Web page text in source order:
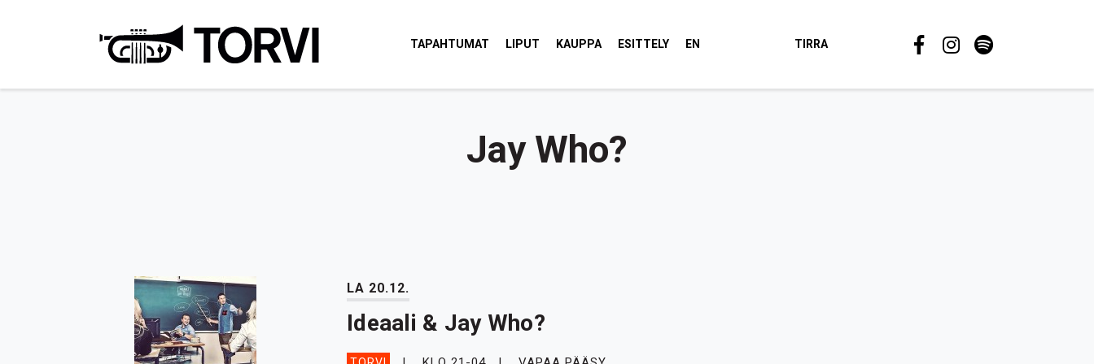
TAPAHTUMAT LIPUT KAUPPA ESITTELY EN TIRRA
Jay Who?
LA 20.12.
Ideaali & Jay Who?